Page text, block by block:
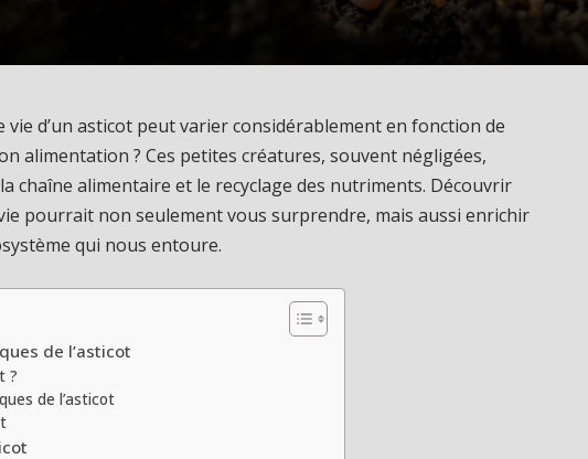
vie d’un asticot peut varier considérablement en fonction de
alimentation ? Ces petites créatures, souvent négligées,
chaîne alimentaire et le recyclage des nutriments. Découvrir
pourrait non seulement vous surprendre, mais aussi enrichir
qui nous entoure.
de l’asticot
?
de l’asticot